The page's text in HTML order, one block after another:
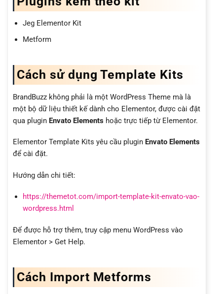
Jeg Elementor Kit
Metform
Cách sử dụng Template Kits
BrandBuzz không phải là một WordPress Theme mà là
một bộ dữ liệu thiết kế dành cho Elementor, được cài đặt
qua plugin Envato Elements hoặc trực tiếp từ Elementor.
Elementor Template Kits yêu cầu plugin Envato Elements
để cài đặt.
Hướng dẫn chi tiết:
https://themetot.com/import-template-kit-envato-vao-
wordpress.html
Để được hỗ trợ thêm, truy cập menu WordPress vào
Elementor > Get Help.
Cách Import Metforms